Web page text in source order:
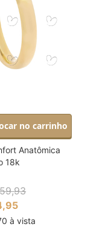
no carrinho
Anatômica
18k
à vista